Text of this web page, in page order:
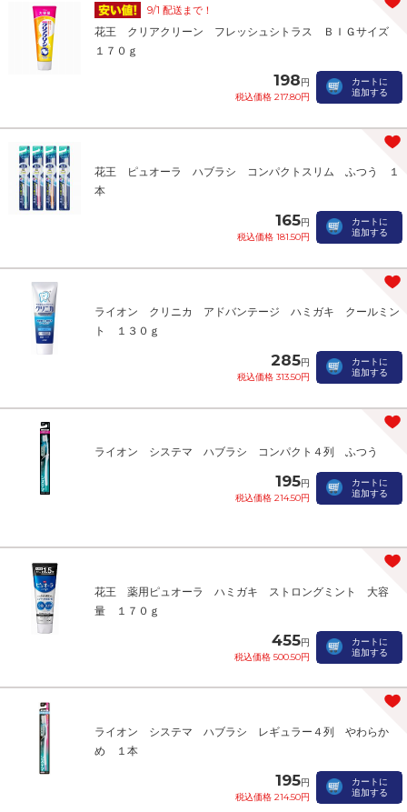
9/1 配送まで！
花王 クリアクリーン フレッシュシトラス ＢＩＧサイズ
１７０ｇ
198円
税込価格 217.80円
カートに
追加する
花王 ピュオーラ ハブラシ コンパクトスリム ふつう １
本
165円
税込価格 181.50円
カートに
追加する
ライオン クリニカ アドバンテージ ハミガキ クールミン
ト １３０ｇ
285円
税込価格 313.50円
カートに
追加する
ライオン システマ ハブラシ コンパクト４列 ふつう
195円
税込価格 214.50円
カートに
追加する
花王 薬用ピュオーラ ハミガキ ストロングミント 大容
量 １７０ｇ
455円
税込価格 500.50円
カートに
追加する
ライオン システマ ハブラシ レギュラー４列 やわらか
め １本
195円
税込価格 214.50円
カートに
追加する